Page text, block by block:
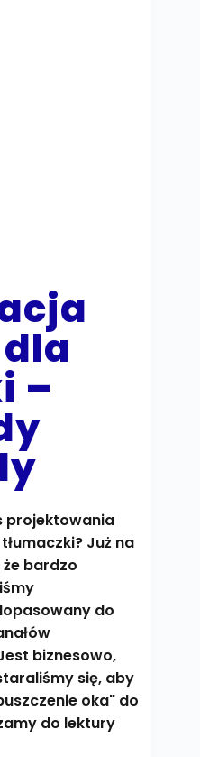
–
projektowania
Już na
bardzo
do
biznesowo,
się, aby
oka" do
do lektury